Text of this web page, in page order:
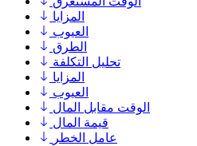
المزايا
العيوب
الطرق
تحليل التكلفة
المزايا
العيوب
الوقت مقابل المال
قيمة المال
عامل الخطر